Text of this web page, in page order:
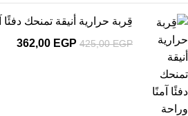
قِربة حرارية أنيقة تمنحك
425,00EGP
362,00 EGP